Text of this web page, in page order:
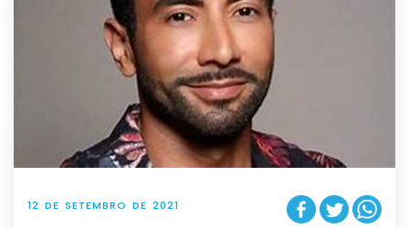
12 DE SETEMBRO DE 2021